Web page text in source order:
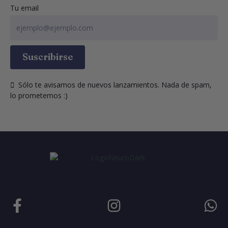
Tu email
Suscribirse
  Sólo te avisamos de nuevos lanzamientos. Nada de spam,
lo prometemos :)